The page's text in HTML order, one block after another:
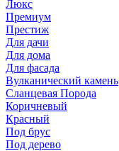
Люкс
Премиум
Престиж
Для дачи
Для дома
Для фасада
Вулканический камень
Сланцевая Порода
Коричневый
Красный
Под брус
Под дерево